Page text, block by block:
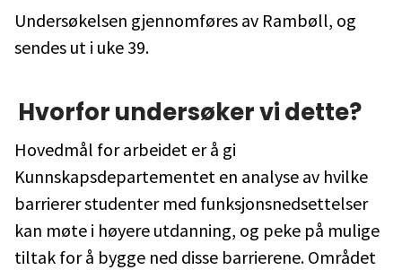
Undersøkelsen gjennomføres av Rambøll, og
sendes ut i uke 39.
Hvorfor undersøker vi dette?
Hovedmål for arbeidet er å gi
Kunnskapsdepartementet en analyse av hvilke
barrierer studenter med funksjonsnedsettelser
kan møte i høyere utdanning, og peke på mulige
tiltak for å bygge ned disse barrierene. Området